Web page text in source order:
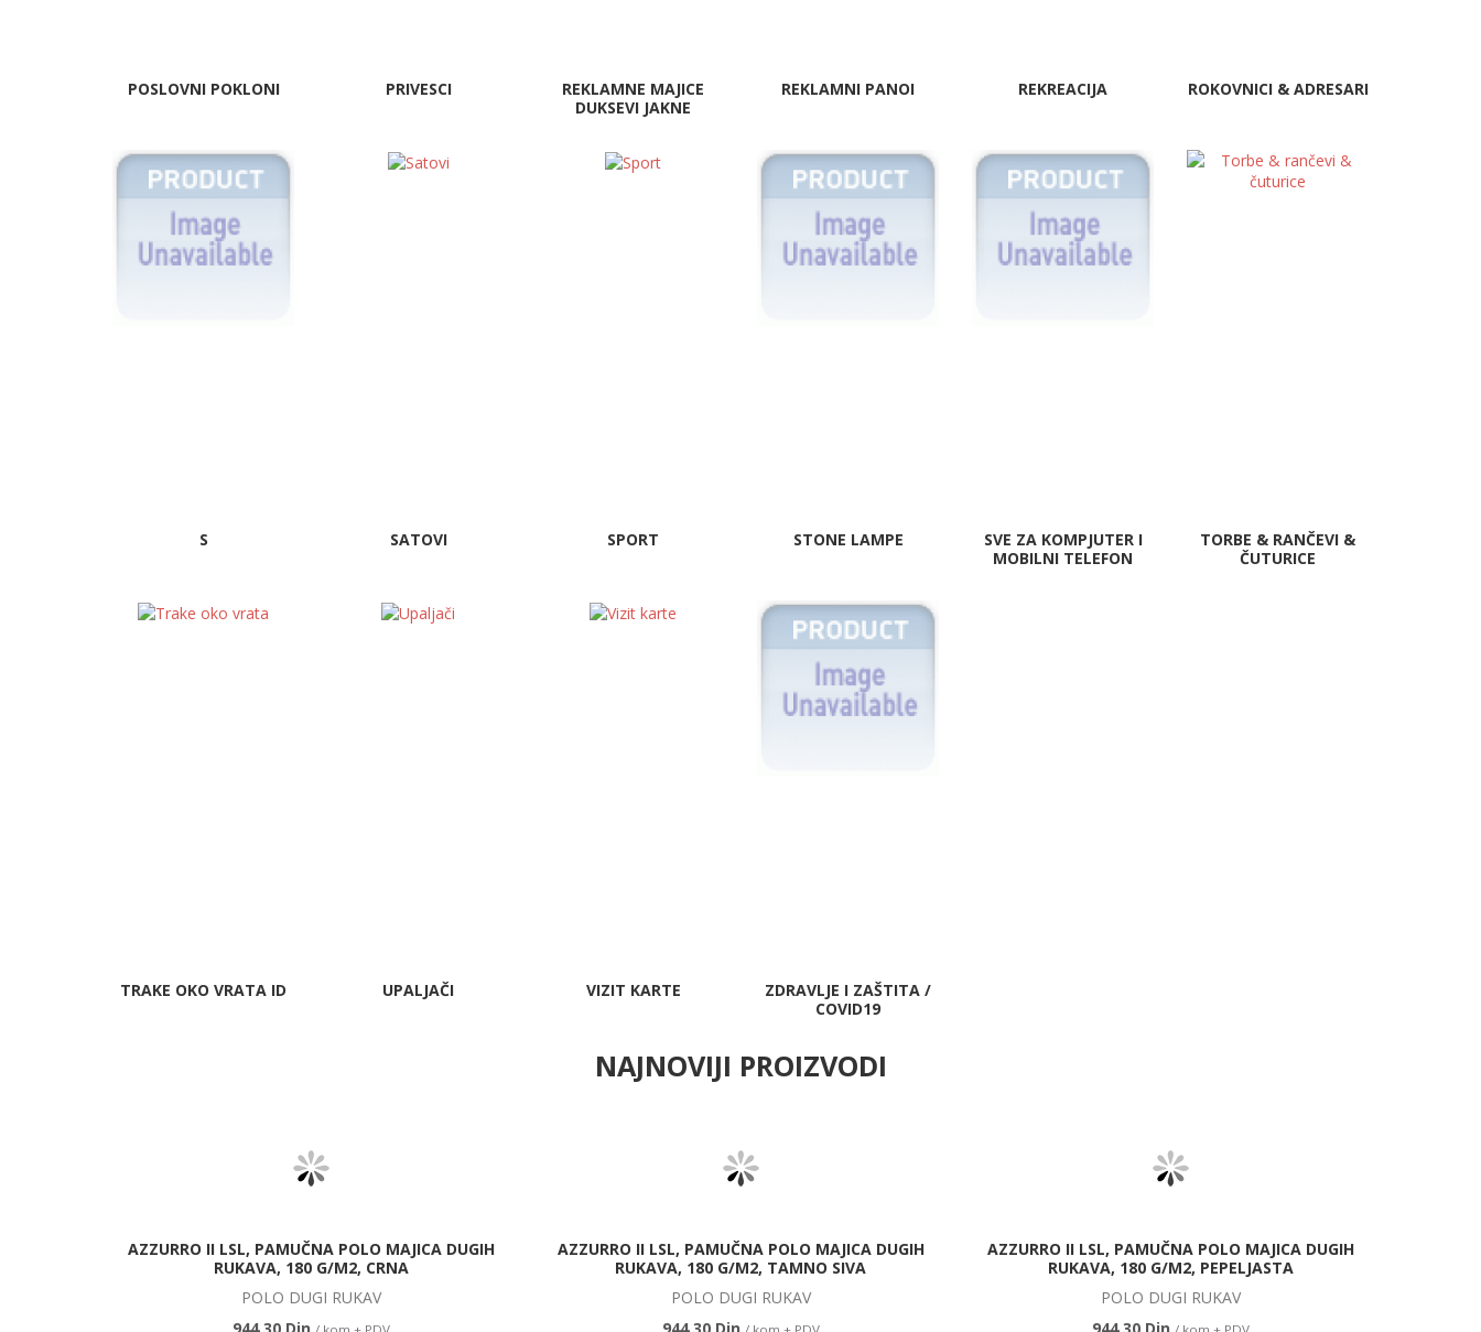
POSLOVNI POKLONI PRIVESCI
REKLAMNE MAJICE
DUKSEVI JAKNE
REKLAMNI PANOI REKREACIJA ROKOVNICI & ADRESARI
S SATOVI SPORT STONE LAMPE
SVE ZA KOMPJUTER I
MOBILNI TELEFON
TORBE & RANČEVI &
ČUTURICE
TRAKE OKO VRATA ID UPALJAČI VIZIT KARTE
ZDRAVLJE I ZAŠTITA /
COVID19
NAJNOVIJI PROIZVODI
AZZURRO II LSL, PAMUČNA POLO MAJICA DUGIH
RUKAVA, 180 G/M2, CRNA
POLO DUGI RUKAV
AZZURRO II LSL, PAMUČNA POLO MAJICA DUGIH
RUKAVA, 180 G/M2, TAMNO SIVA
POLO DUGI RUKAV
AZZURRO II LSL, PAMUČNA POLO MAJICA DUGIH
RUKAVA, 180 G/M2, PEPELJASTA
POLO DUGI RUKAV